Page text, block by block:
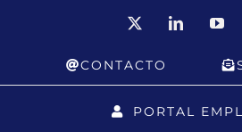
LinkedIn
CONTACTO
PORTAL